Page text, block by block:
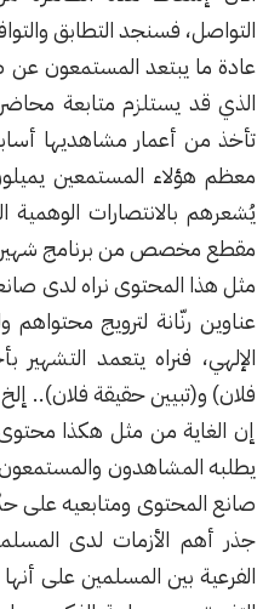
التواصل، فسنجد التطابق
عادة ما يبتعد المستمعون عن
الذي قد يستلزم متابعة
تأخذ من أعمار مشاهديها
معظم هؤلاء المستمعين
يُشعرهم بالانتصارات الوهمية
مقطع مخصص من برنامج شهير
مثل هذا المحتوى نراه لدى
عناوين رنّانة لترويج محتواهم
الإلهي، فنراه يتعمد
فلان) و(تبيين حقيقة فلان)..
إن الغاية من مثل هكذا
يطلبه المشاهدون
صانع المحتوى ومتابعيه على
جذر أهم الأزمات لدى
الفرعية بين المسلمين على